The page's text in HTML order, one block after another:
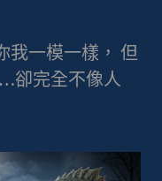
我一模一樣， 但
卻完全不像人